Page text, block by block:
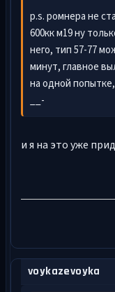
p.s. ромнера не
600кк м19 ну
него, тип 57-77
минут, главное
на одной
__-
и я на это уже
voykazevoyka